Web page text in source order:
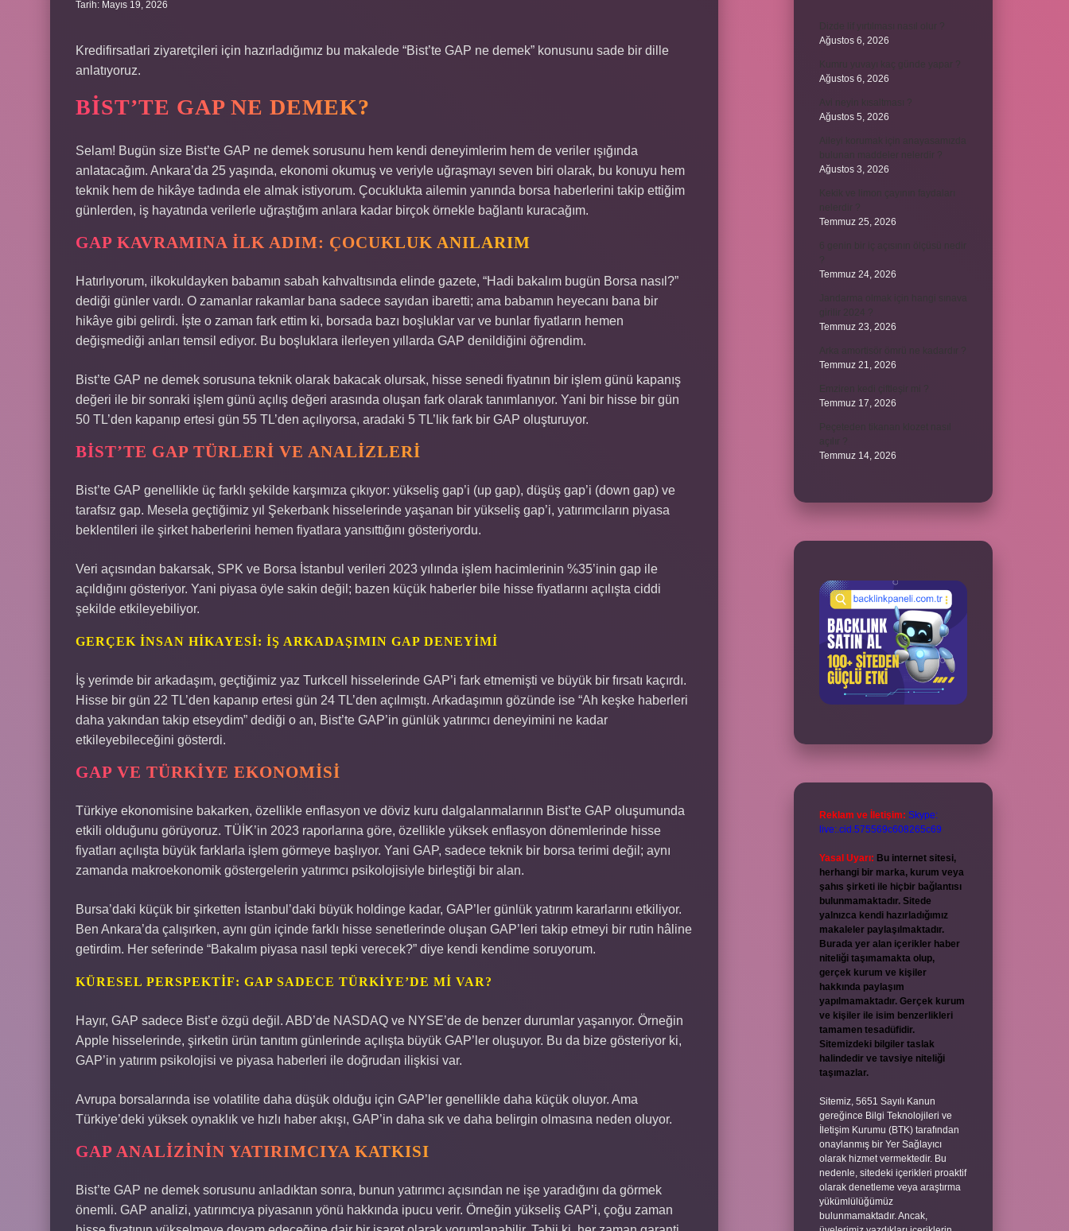
Tarih: Mayıs 19, 2026
Kredifirsatlari ziyaretçileri için hazırladığımız bu makalede “Bist’te GAP ne demek” konusunu sade bir dille
anlatıyoruz.
BIST’TE GAP NE DEMEK?
Selam! Bugün size Bist’te GAP ne demek sorusunu hem kendi deneyimlerim hem de veriler ışığında
anlatacağım. Ankara’da 25 yaşında, ekonomi okumuş ve veriyle uğraşmayı seven biri olarak, bu konuyu hem
teknik hem de hikâye tadında ele almak istiyorum. Çocuklukta ailemin yanında borsa haberlerini takip ettiğim
günlerden, iş hayatında verilerle uğraştığım anlara kadar birçok örnekle bağlantı kuracağım.
GAP KAVRAMINA İLK ADIM: ÇOCUKLUK ANILARIM
Hatırlıyorum, ilkokuldayken babamın sabah kahvaltısında elinde gazete, “Hadi bakalım bugün Borsa nasıl?”
dediği günler vardı. O zamanlar rakamlar bana sadece sayıdan ibaretti; ama babamın heyecanı bana bir
hikâye gibi gelirdi. İşte o zaman fark ettim ki, borsada bazı boşluklar var ve bunlar fiyatların hemen
değişmediği anları temsil ediyor. Bu boşluklara ilerleyen yıllarda GAP denildiğini öğrendim.
Bist’te GAP ne demek sorusuna teknik olarak bakacak olursak, hisse senedi fiyatının bir işlem günü kapanış
değeri ile bir sonraki işlem günü açılış değeri arasında oluşan fark olarak tanımlanıyor. Yani bir hisse bir gün
50 TL’den kapanıp ertesi gün 55 TL’den açılıyorsa, aradaki 5 TL’lik fark bir GAP oluşturuyor.
BIST’TE GAP TÜRLERI VE ANALIZLERI
Bist’te GAP genellikle üç farklı şekilde karşımıza çıkıyor: yükseliş gap’i (up gap), düşüş gap’i (down gap) ve
tarafsız gap. Mesela geçtiğimiz yıl Şekerbank hisselerinde yaşanan bir yükseliş gap’i, yatırımcıların piyasa
beklentileri ile şirket haberlerini hemen fiyatlara yansıttığını gösteriyordu.
Veri açısından bakarsak, SPK ve Borsa İstanbul verileri 2023 yılında işlem hacimlerinin %35’inin gap ile
açıldığını gösteriyor. Yani piyasa öyle sakin değil; bazen küçük haberler bile hisse fiyatlarını açılışta ciddi
şekilde etkileyebiliyor.
GERÇEK İNSAN HIKAYESI: İŞ ARKADAŞIMIN GAP DENEYIMI
İş yerimde bir arkadaşım, geçtiğimiz yaz Turkcell hisselerinde GAP’i fark etmemişti ve büyük bir fırsatı kaçırdı.
Hisse bir gün 22 TL’den kapanıp ertesi gün 24 TL’den açılmıştı. Arkadaşımın gözünde ise “Ah keşke haberleri
daha yakından takip etseydim” dediği o an, Bist’te GAP’in günlük yatırımcı deneyimini ne kadar
etkileyebileceğini gösterdi.
GAP VE TÜRKIYE EKONOMISI
Türkiye ekonomisine bakarken, özellikle enflasyon ve döviz kuru dalgalanmalarının Bist’te GAP oluşumunda
etkili olduğunu görüyoruz. TÜİK’in 2023 raporlarına göre, özellikle yüksek enflasyon dönemlerinde hisse
fiyatları açılışta büyük farklarla işlem görmeye başlıyor. Yani GAP, sadece teknik bir borsa terimi değil; aynı
zamanda makroekonomik göstergelerin yatırımcı psikolojisiyle birleştiği bir alan.
Bursa’daki küçük bir şirketten İstanbul’daki büyük holdinge kadar, GAP’ler günlük yatırım kararlarını etkiliyor.
Ben Ankara’da çalışırken, aynı gün içinde farklı hisse senetlerinde oluşan GAP’leri takip etmeyi bir rutin hâline
getirdim. Her seferinde “Bakalım piyasa nasıl tepki verecek?” diye kendi kendime soruyorum.
KÜRESEL PERSPEKTIF: GAP SADECE TÜRKIYE’DE MI VAR?
Hayır, GAP sadece Bist’e özgü değil. ABD’de NASDAQ ve NYSE’de de benzer durumlar yaşanıyor. Örneğin
Apple hisselerinde, şirketin ürün tanıtım günlerinde açılışta büyük GAP’ler oluşuyor. Bu da bize gösteriyor ki,
GAP’in yatırım psikolojisi ve piyasa haberleri ile doğrudan ilişkisi var.
Avrupa borsalarında ise volatilite daha düşük olduğu için GAP’ler genellikle daha küçük oluyor. Ama
Türkiye’deki yüksek oynaklık ve hızlı haber akışı, GAP’in daha sık ve daha belirgin olmasına neden oluyor.
GAP ANALIZININ YATIRIMCIYA KATKISI
Bist’te GAP ne demek sorusunu anladıktan sonra, bunun yatırımcı açısından ne işe yaradığını da görmek
önemli. GAP analizi, yatırımcıya piyasanın yönü hakkında ipucu verir. Örneğin yükseliş GAP’i, çoğu zaman
Ağustos 6, 2026
Ağustos 6, 2026
Ağustos 5, 2026
Ağustos 3, 2026
Temmuz 25, 2026
Temmuz 24, 2026
Temmuz 23, 2026
Temmuz 21, 2026
Temmuz 17, 2026
Temmuz 14, 2026
Reklam ve İletişim: Skype:
live:.cid.575569c608265c69
Yasal Uyarı: Bu internet sitesi,
herhangi bir marka, kurum veya
şahıs şirketi ile hiçbir bağlantısı
bulunmamaktadır. Sitede
yalnızca kendi hazırladığımız
makaleler paylaşılmaktadır.
Burada yer alan içerikler haber
niteliği taşımamakta olup,
gerçek kurum ve kişiler
hakkında paylaşım
yapılmamaktadır. Gerçek kurum
ve kişiler ile isim benzerlikleri
tamamen tesadüfidir.
Sitemizdeki bilgiler taslak
halindedir ve tavsiye niteliği
taşımazlar.
Sitemiz, 5651 Sayılı Kanun
gereğince Bilgi Teknolojileri ve
İletişim Kurumu (BTK) tarafından
onaylanmış bir Yer Sağlayıcı
olarak hizmet vermektedir. Bu
nedenle, sitedeki içerikleri proaktif
olarak denetleme veya araştırma
yükümlülüğümüz
bulunmamaktadır. Ancak,